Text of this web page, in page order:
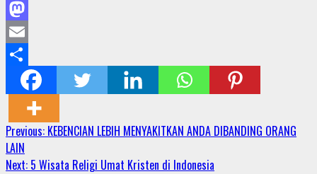
Facebook
Mastodon
Email
Share
Continue
Reading
Previous: KEBENCIAN LEBIH MENYAKITKAN ANDA DIBANDING ORANG
LAIN
Next: 5 Wisata Religi Umat Kristen di Indonesia